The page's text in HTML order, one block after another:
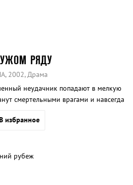
РЯДУ
2002, Драма
неудачник попадают в мелкую
смертельными врагами и навсегда
избранное